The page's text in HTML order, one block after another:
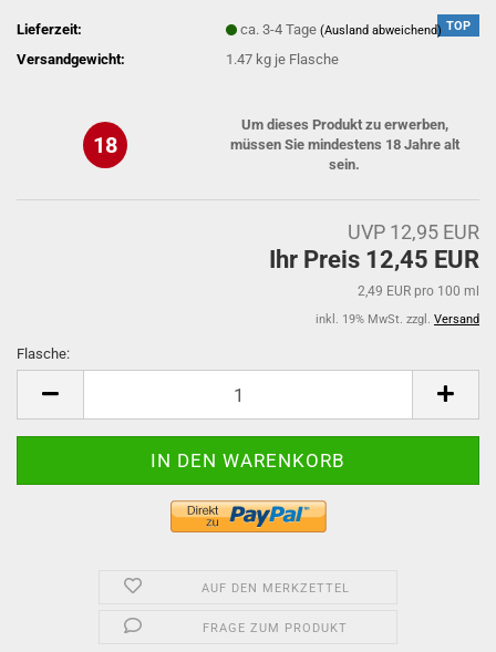
TOP
Lieferzeit: ca. 3-4 Tage(Ausland abweichend)
Versandgewicht: 1.47 kg je Flasche
18
Um dieses Produkt zu erwerben,
müssen Sie mindestens 18 Jahre alt
sein.
UVP 12,95 EUR
Ihr Preis 12,45 EUR
2,49 EUR pro 100 ml
inkl. 19% MwSt. zzgl. Versand
Flasche:
AUF DEN MERKZETTEL
FRAGE ZUM PRODUKT